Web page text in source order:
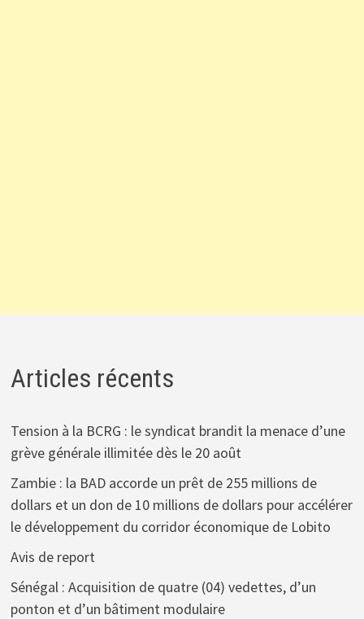
Articles récents
Tension à la BCRG : le syndicat brandit la menace d’une
grève générale illimitée dès le 20 août
Zambie : la BAD accorde un prêt de 255 millions de
dollars et un don de 10 millions de dollars pour accélérer
le développement du corridor économique de Lobito
Avis de report
Sénégal : Acquisition de quatre (04) vedettes, d’un
ponton et d’un bâtiment modulaire